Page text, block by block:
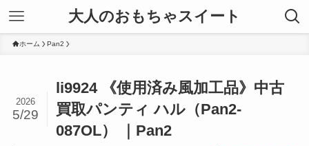
大人のおもちゃスイート
ホーム Pan2
li9924 《使用済み風加工品》中古
買取パンティ ハル（Pan2-
087OL） ｜Pan2
2026
5/29